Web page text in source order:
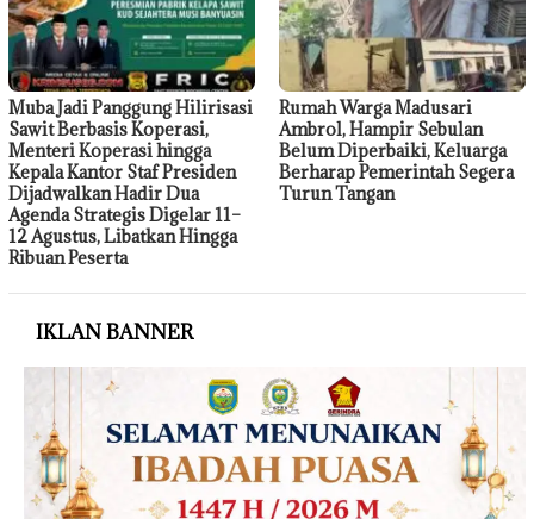
Muba Jadi Panggung Hilirisasi
Sawit Berbasis Koperasi,
Menteri Koperasi hingga
Kepala Kantor Staf Presiden
Dijadwalkan Hadir Dua
Agenda Strategis Digelar 11–
12 Agustus, Libatkan Hingga
Ribuan Peserta
Rumah Warga Madusari
Ambrol, Hampir Sebulan
Belum Diperbaiki, Keluarga
Berharap Pemerintah Segera
Turun Tangan
IKLAN BANNER